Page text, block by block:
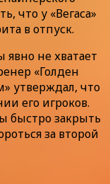
что у «Вегаса»
в отпуск.
не хватает
«Голден
утверждал, что
его игроков.
быстро закрыть
за второй